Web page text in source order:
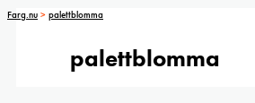
Farg.nu > palettblomma
palettblomma